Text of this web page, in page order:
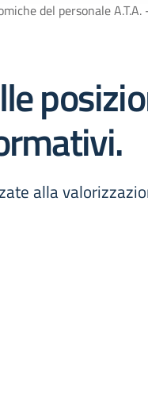
del personale
alla